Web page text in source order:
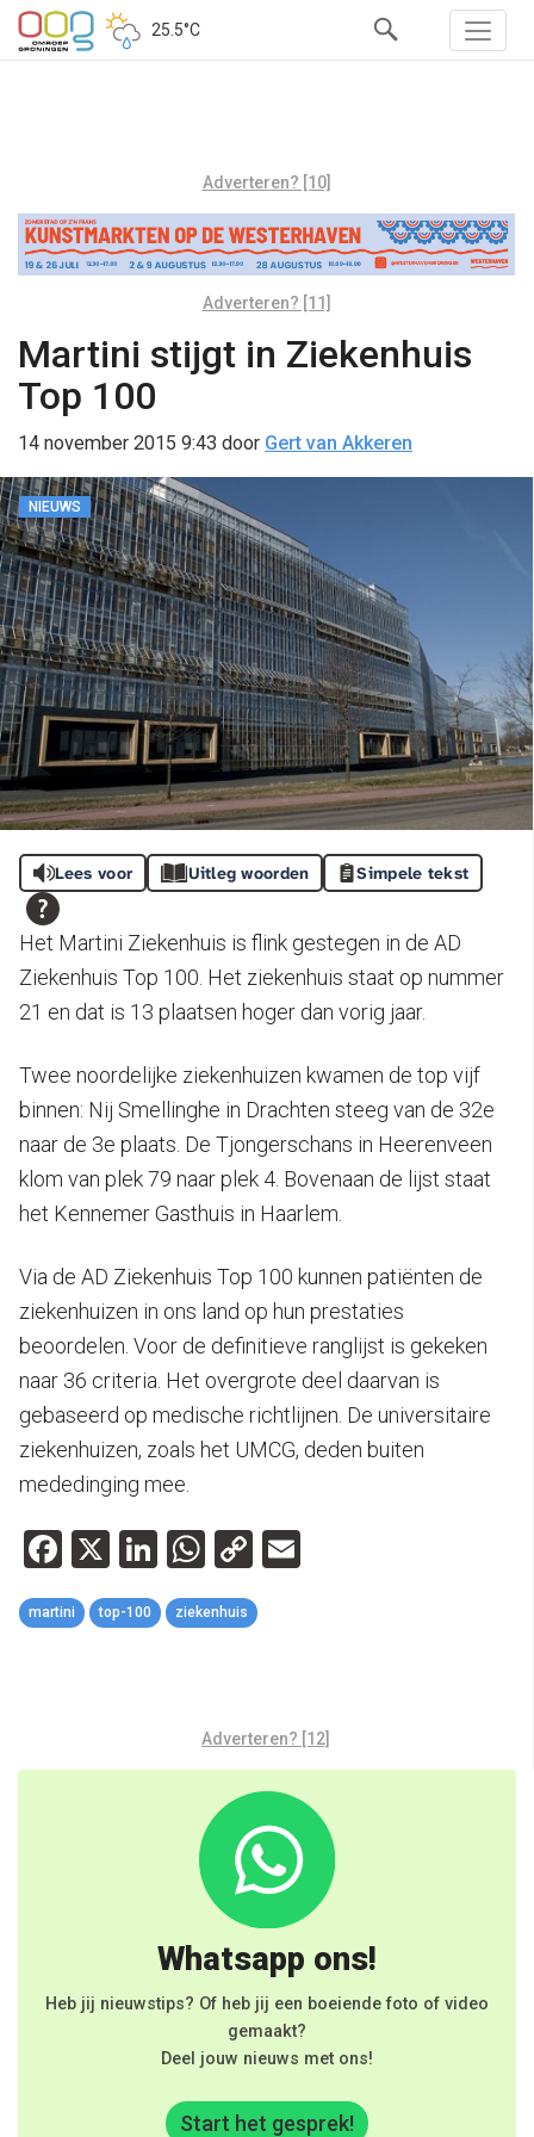
25.5°C
Adverteren? [10]
Adverteren? [11]
Martini stijgt in Ziekenhuis
Top 100
14 november 2015 9:43 door Gert van Akkeren
NIEUWS
Lees voor Uitleg woorden Simpele tekst
Het Martini Ziekenhuis is flink gestegen in de AD
Ziekenhuis Top 100. Het ziekenhuis staat op nummer
21 en dat is 13 plaatsen hoger dan vorig jaar.
Twee noordelijke ziekenhuizen kwamen de top vijf
binnen: Nij Smellinghe in Drachten steeg van de 32e
naar de 3e plaats. De Tjongerschans in Heerenveen
klom van plek 79 naar plek 4. Bovenaan de lijst staat
het Kennemer Gasthuis in Haarlem.
Via de AD Ziekenhuis Top 100 kunnen patiënten de
ziekenhuizen in ons land op hun prestaties
beoordelen. Voor de definitieve ranglijst is gekeken
naar 36 criteria. Het overgrote deel daarvan is
gebaseerd op medische richtlijnen. De universitaire
ziekenhuizen, zoals het UMCG, deden buiten
mededinging mee.
Facebook
X LinkedIn
WhatsApp
Copy
martini top-100 ziekenhuis
Adverteren? [12]
Whatsapp ons!
Heb jij nieuwstips? Of heb jij een boeiende foto of video
gemaakt?
Deel jouw nieuws met ons!
Start het gesprek!